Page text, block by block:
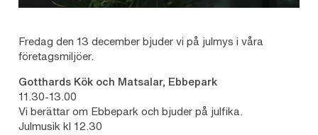
Fredag den 13 december bjuder vi på julmys i våra
företagsmiljöer.
Gotthards Kök och Matsalar, Ebbepark
11.30-13.00
Vi berättar om Ebbepark och bjuder på julfika.
Julmusik kl 12.30